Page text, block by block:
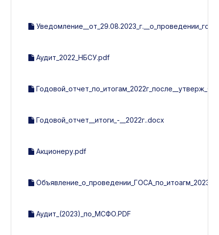
Аудит_2022_НБСУ.pdf
Годовой_отчет__итоги_-__2022г..docx
Акционеру.pdf
Аудит_(2023)_по_МСФО.PDF